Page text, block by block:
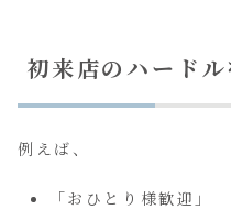
初来店のハード
例えば、
「おひとり様歓迎」